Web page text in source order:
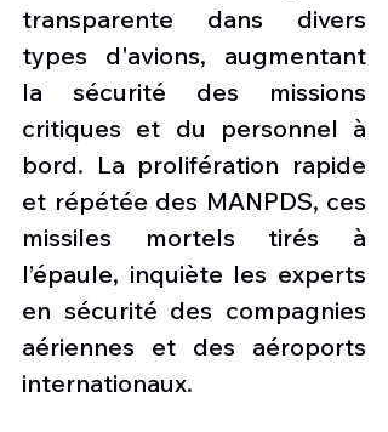
transparente dans divers
types d'avions, augmentant
la sécurité des missions
critiques et du personnel à
bord. La prolifération rapide
et répétée des MANPDS, ces
missiles mortels tirés à
l’épaule, inquiète les experts
en sécurité des compagnies
aériennes et des aéroports
internationaux.